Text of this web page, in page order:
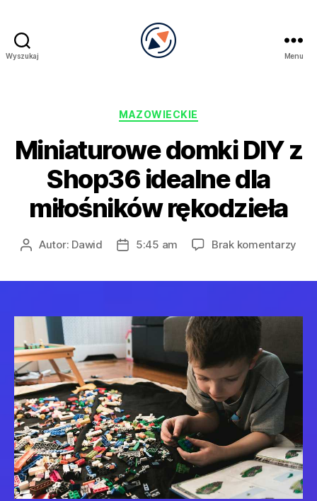
Wyszukaj Menu
Kategorie
MAZOWIECKIE
Miniaturowe domki DIY z
Shop36 idealne dla
miłośników rękodzieła
AutorAutor: Dawid
Data5:45 am Brak komentarzy